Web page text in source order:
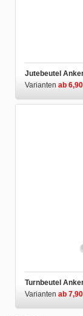
Jutebeutel
Varianten ab
Turnbeutel
Varianten ab